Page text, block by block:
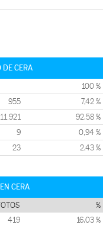
DE CERA
100 %
955 7,42 %
11.921 92,58 %
9 0,94 %
23 2,43 %
CERA
%
419 16,03 %